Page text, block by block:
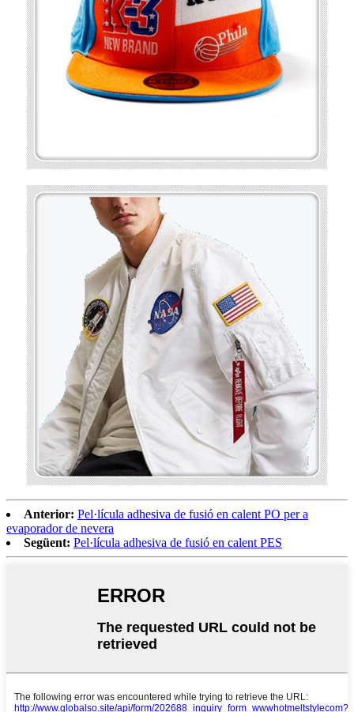
Anterior: Pel·lícula adhesiva de fusió en calent PO per a
evaporador de nevera
Següent: Pel·lícula adhesiva de fusió en calent PES